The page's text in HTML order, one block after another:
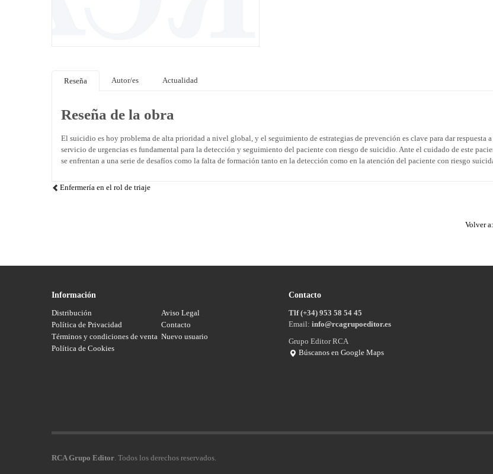
Reseña Autor/es Actualidad
Reseña de la obra
El suicidio es hoy problema de alta prioridad a nivel global, y el seguimiento de estrategias de prevención es clave para dar respuesta
servicio de urgencias es fundamental para la detección y seguimiento del paciente con riesgo de suicidio. Ante el cuidado de este
se enfrentan a una serie de desafíos como la falta de formación tanto en la detección como en la atención del paciente con riesgo
Enfermería en el rol de triaje
Volver
Información
Distribución
Aviso Legal
Política de Privacidad
Contacto
Términos y condiciones de venta Nuevo usuario
Política de Cookies
Contacto
Tlf (+34) 953 58 54 45
Email: info@rcagrupoeditor.es
Grupo Editor RCA
Búscanos en Google Maps
RCA Grupo Editor . Todos los derechos reservados.